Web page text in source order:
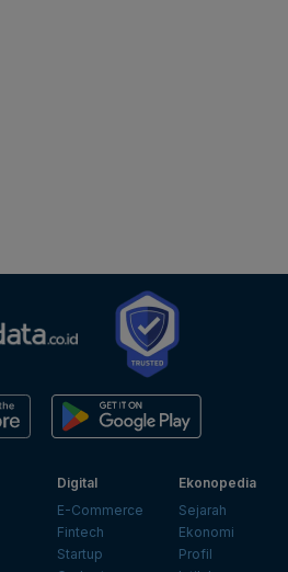
Digital
E-Commerce
Fintech
Startup
Ekonopedia
Sejarah
Ekonomi
Profil